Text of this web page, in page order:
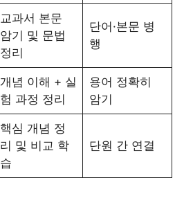
교과서 본문
암기 및 문법
정리
단어·본문 병
행
개념 이해 + 실
험 과정 정리
용어 정확히
암기
핵심 개념 정
리 및 비교 학
습
단원 간 연결